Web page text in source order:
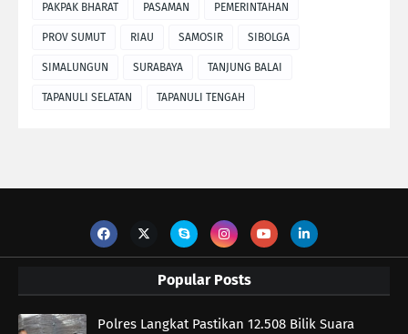
PAKPAK BHARAT PASAMAN PEMERINTAHAN
PROV SUMUT RIAU SAMOSIR SIBOLGA
SIMALUNGUN SURABAYA TANJUNG BALAI
TAPANULI SELATAN TAPANULI TENGAH
Popular Posts
Polres Langkat Pastikan 12.508 Bilik Suara